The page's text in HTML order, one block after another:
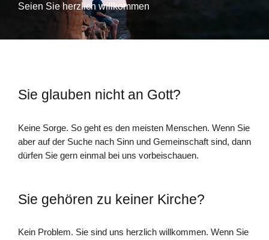
Seien Sie herzlich willkommen
Sie glauben nicht an Gott?
Keine Sorge. So geht es den meisten Menschen. Wenn Sie
aber auf der Suche nach Sinn und Gemeinschaft sind, dann
dürfen Sie gern einmal bei uns vorbeischauen.
Sie gehören zu keiner Kirche?
Kein Problem. Sie sind uns herzlich willkommen. Wenn Sie